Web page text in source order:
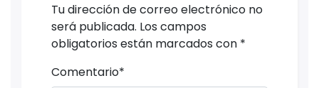
Tu dirección de correo electrónico no
será publicada. Los campos
obligatorios están marcados con *
Comentario*